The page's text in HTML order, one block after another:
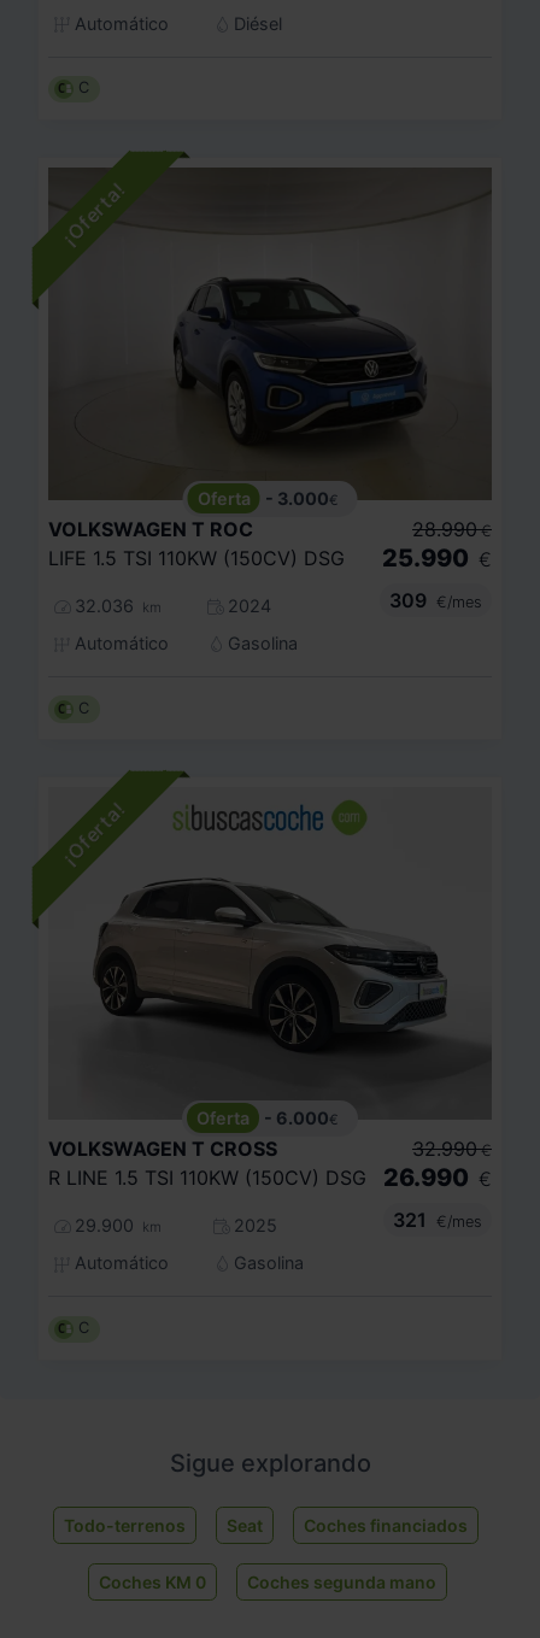
Automático
Diésel
C
- 3.000€
VOLKSWAGEN T ROC
LIFE 1.5 TSI 110KW (150CV) DSG
32.036 km
2024
Automático
Gasolina
28.990 €
25.990 €
309
€/mes
C
- 6.000€
VOLKSWAGEN T CROSS
R LINE 1.5 TSI 110KW (150CV) DSG
29.900 km
2025
Automático
Gasolina
32.990 €
26.990 €
321
€/mes
C
Sigue explorando
Todo-terrenos Seat Coches financiados
Coches KM 0 Coches segunda mano